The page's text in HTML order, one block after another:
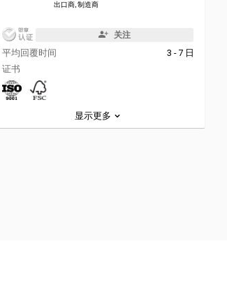
出口商, 制造商
关注
平均回覆时间
3 - 7 日
证书
显示更多